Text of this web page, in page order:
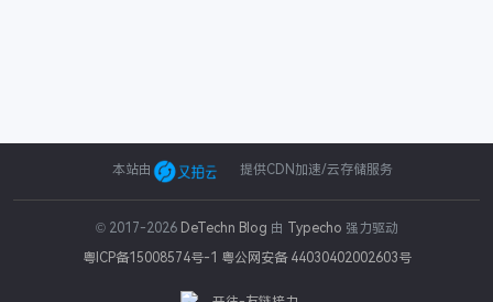
本站由 提供CDN加速/云存储服务
© 2017-2026 DeTechn Blog 由 Typecho 强力驱动
粤ICP备15008574号-1 粤公网安备 44030402002603号